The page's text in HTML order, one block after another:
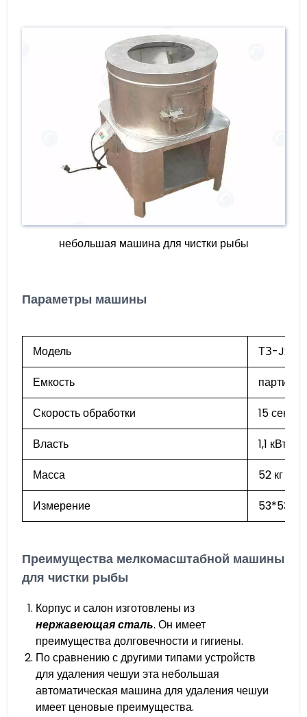
небольшая машина для чистки рыбы
Параметры машины
Модель
ТЗ-J2
Емкость
партия
Скорость обработки
15
Власть
1,1 кВт
Масса
52 кг
Измерение
Преимущества мелкомасштабной машины
для чистки рыбы
Корпус и салон изготовлены из
нержавеющая сталь. Он имеет
преимущества долговечности и гигиены.
По сравнению с другими типами устройств
для удаления чешуи эта небольшая
автоматическая машина для удаления чешуи
имеет ценовые преимущества.